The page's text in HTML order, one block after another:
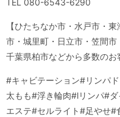
TEL 080-6543-6290
【ひたちなか市・水戸市・
市・城里町・日立市・笠間市
千葉県柏市などから多数のお
#キャビテーション#リンパ
太もも#浮き輪肉#lリンパ#
エステ#セルライト#足やせ#